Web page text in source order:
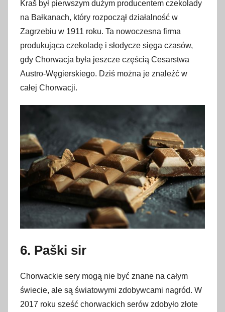
Kraš był pierwszym dużym producentem czekolady
na Bałkanach, który rozpoczął działalność w
Zagrzebiu w 1911 roku. Ta nowoczesna firma
produkująca czekoladę i słodycze sięga czasów,
gdy Chorwacja była jeszcze częścią Cesarstwa
Austro-Węgierskiego. Dziś można je znaleźć w
całej Chorwacji.
6. Paški sir
Chorwackie sery mogą nie być znane na całym
świecie, ale są światowymi zdobywcami nagród. W
2017 roku sześć chorwackich serów zdobyło złote